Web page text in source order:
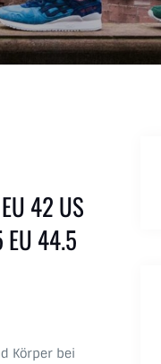
42 US
44.5
Körper bei